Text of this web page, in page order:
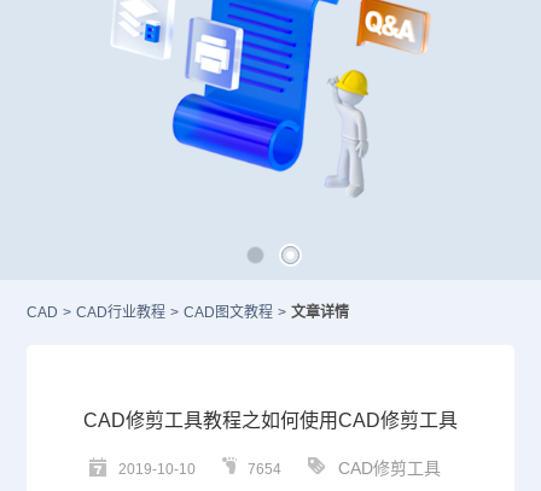
CAD > CAD行业教程 > CAD图文教程 > 文章详情
CAD修剪工具教程之如何使用CAD修剪工具
2019-10-10 7654 CAD修剪工具